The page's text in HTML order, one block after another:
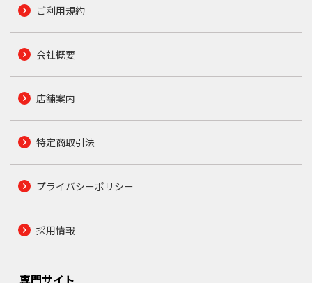
ご利用規約
会社概要
店舗案内
特定商取引法
プライバシーポリシー
採用情報